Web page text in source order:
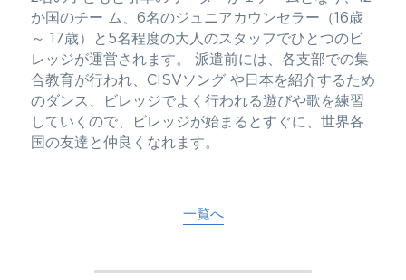
か国のチー ム、6名のジュニアカウンセラー（16歳
～ 17歳）と5名程度の大人のスタッフでひとつのビ
レッジが運営されます。 派遣前には、各支部での集
合教育が行われ、CISVソング や日本を紹介するため
のダンス、ビレッジでよく行われる遊びや歌を練習
していくので、ビレッジが始まるとすぐに、世界各
国の友達と仲良くなれます。
一覧へ